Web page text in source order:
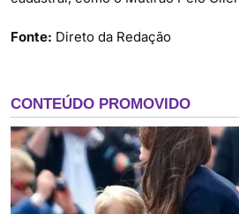
Fonte: Direto da Redação